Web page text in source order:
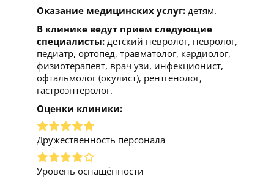
Оказание медицинских услуг: детям.
В клинике ведут прием следующие
специалисты: детский невролог, невролог,
педиатр, ортопед, травматолог, кардиолог,
физиотерапевт, врач узи, инфекционист,
офтальмолог (окулист), рентгенолог,
гастроэнтеролог.
Оценки клиники:
Дружественность персонала
Уровень оснащённости